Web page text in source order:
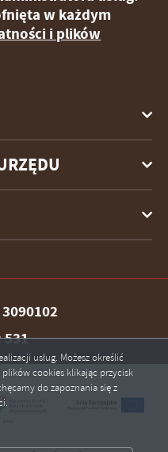
w każdym
i plików
usług. Możesz określić
cookies klikając przycisk
do zapoznania się z